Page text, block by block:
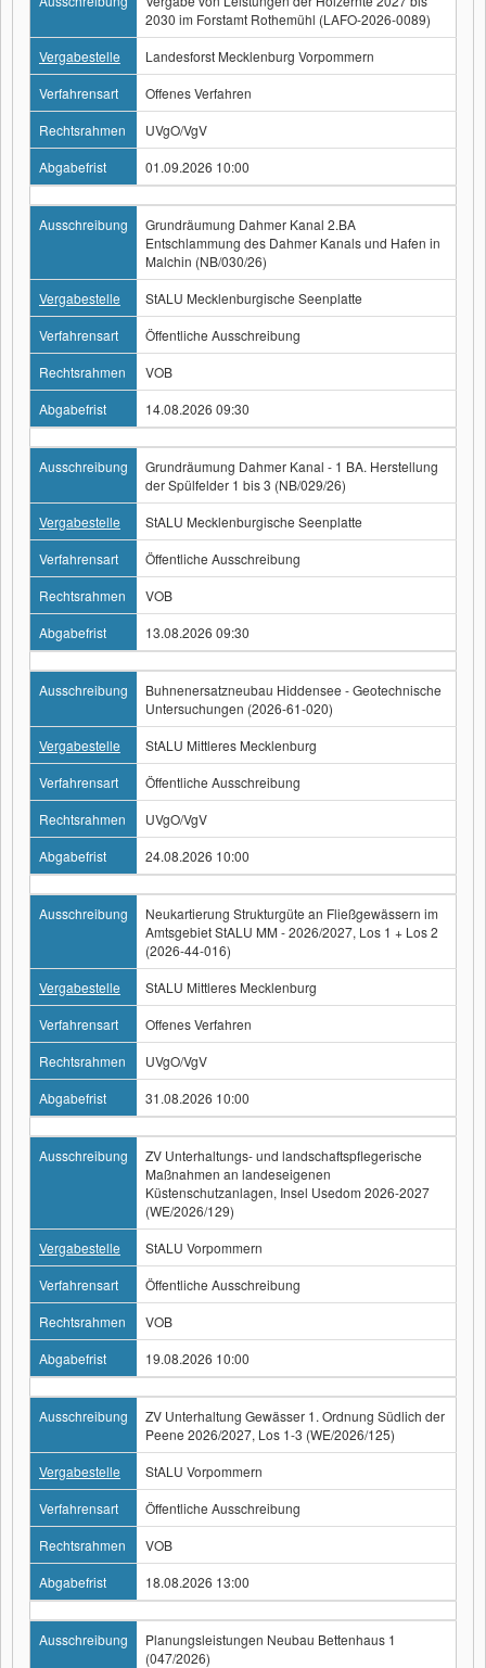
2030 im Forstamt Rothemühl (LAFO-2026-0089)
Vergabestelle
Landesforst Mecklenburg Vorpommern
Verfahrensart
Offenes Verfahren
Rechtsrahmen
UVgO/VgV
Abgabefrist
01.09.2026 10:00
Ausschreibung
Grundräumung Dahmer Kanal 2.BA
Entschlammung des Dahmer Kanals und Hafen in
Malchin (NB/030/26)
Vergabestelle
StALU Mecklenburgische Seenplatte
Verfahrensart
Öffentliche Ausschreibung
Rechtsrahmen
VOB
Abgabefrist
14.08.2026 09:30
Ausschreibung
Grundräumung Dahmer Kanal - 1 BA. Herstellung
der Spülfelder 1 bis 3 (NB/029/26)
Vergabestelle
StALU Mecklenburgische Seenplatte
Verfahrensart
Öffentliche Ausschreibung
Rechtsrahmen
VOB
Abgabefrist
13.08.2026 09:30
Ausschreibung
Buhnenersatzneubau Hiddensee - Geotechnische
Untersuchungen (2026-61-020)
Vergabestelle
StALU Mittleres Mecklenburg
Verfahrensart
Öffentliche Ausschreibung
Rechtsrahmen
UVgO/VgV
Abgabefrist
24.08.2026 10:00
Ausschreibung
Neukartierung Strukturgüte an Fließgewässern im
Amtsgebiet StALU MM - 2026/2027, Los 1 + Los 2
(2026-44-016)
Vergabestelle
StALU Mittleres Mecklenburg
Verfahrensart
Offenes Verfahren
Rechtsrahmen
UVgO/VgV
Abgabefrist
31.08.2026 10:00
Ausschreibung
ZV Unterhaltungs- und landschaftspflegerische
Maßnahmen an landeseigenen
Küstenschutzanlagen, Insel Usedom 2026-2027
(WE/2026/129)
Vergabestelle
StALU Vorpommern
Verfahrensart
Öffentliche Ausschreibung
Rechtsrahmen
VOB
Abgabefrist
19.08.2026 10:00
Ausschreibung
ZV Unterhaltung Gewässer 1. Ordnung Südlich der
Peene 2026/2027, Los 1-3 (WE/2026/125)
Vergabestelle
StALU Vorpommern
Verfahrensart
Öffentliche Ausschreibung
Rechtsrahmen
VOB
Abgabefrist
18.08.2026 13:00
Ausschreibung
Planungsleistungen Neubau Bettenhaus 1
(047/2026)